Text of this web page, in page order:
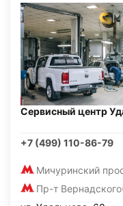
Сервисный центр
+7 (499) 110-86-79
Мичуринский
Пр-т Вернадского